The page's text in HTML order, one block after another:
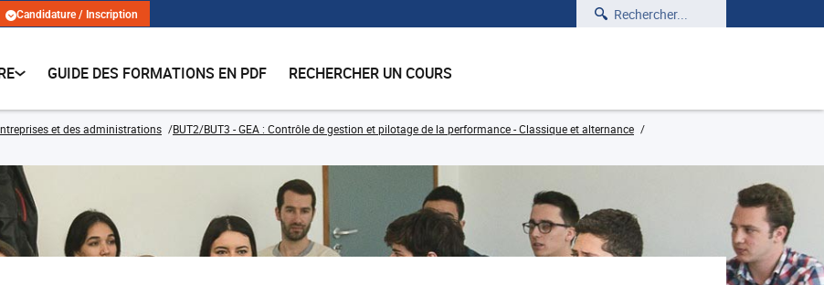
Candidature / Inscription Rechercher
GUIDE DES FORMATIONS EN PDF RECHERCHER UN COURS
et des administrations
BUT2/BUT3 - GEA : Contrôle de gestion et pilotage de la performance - Classique et alternance